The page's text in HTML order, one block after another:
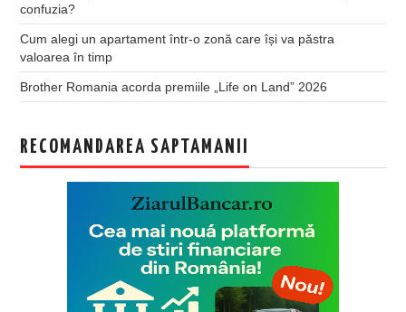
confuzia?
Cum alegi un apartament într-o zonă care își va păstra
valoarea în timp
Brother Romania acorda premiile „Life on Land” 2026
RECOMANDAREA SAPTAMANII